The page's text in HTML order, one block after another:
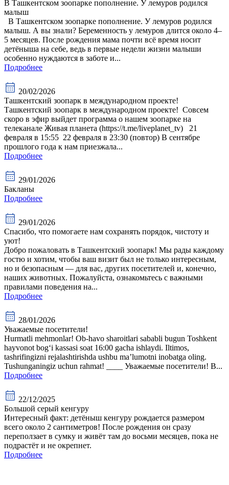
В Ташкентском зоопарке пополнение. У лемуров родился
малыш
В Ташкентском зоопарке пополнение. У лемуров родился
малыш. А вы знали? Беременность у лемуров длится около 4–
5 месяцев. После рождения мама почти всё время носит
детёныша на себе, ведь в первые недели жизни малыши
особенно нуждаются в заботе и...
Подробнее
20/02/2026
Ташкентский зоопарк в международном проекте!
Ташкентский зоопарк в международном проекте! Совсем
скоро в эфир выйдет программа о нашем зоопарке на
телеканале Живая планета (https://t.me/liveplanet_tv) 21
февраля в 15:55 22 февраля в 23:30 (повтор) В сентябре
прошлого года к нам приезжала...
Подробнее
29/01/2026
Бакланы
Подробнее
29/01/2026
Спасибо, что помогаете нам сохранять порядок, чистоту и
уют!
Добро пожаловать в Ташкентский зоопарк! Мы рады каждому
гостю и хотим, чтобы ваш визит был не только интересным,
но и безопасным — для вас, других посетителей и, конечно,
наших животных. Пожалуйста, ознакомьтесь с важными
правилами поведения на...
Подробнее
28/01/2026
Уважаемые посетители!
Hurmatli mehmonlar! Ob-havo sharoitlari sababli bugun Toshkent
hayvonot bog‘i kassasi soat 16:00 gacha ishlaydi. Iltimos,
tashrifingizni rejalashtirishda ushbu ma’lumotni inobatga oling.
Tushunganingiz uchun rahmat! ____ Уважаемые посетители! В...
Подробнее
22/12/2025
Большой серый кенгуру
Интересный факт: детёныш кенгуру рождается размером
всего около 2 сантиметров! После рождения он сразу
переползает в сумку и живёт там до восьми месяцев, пока не
подрастёт и не окрепнет.
Подробнее